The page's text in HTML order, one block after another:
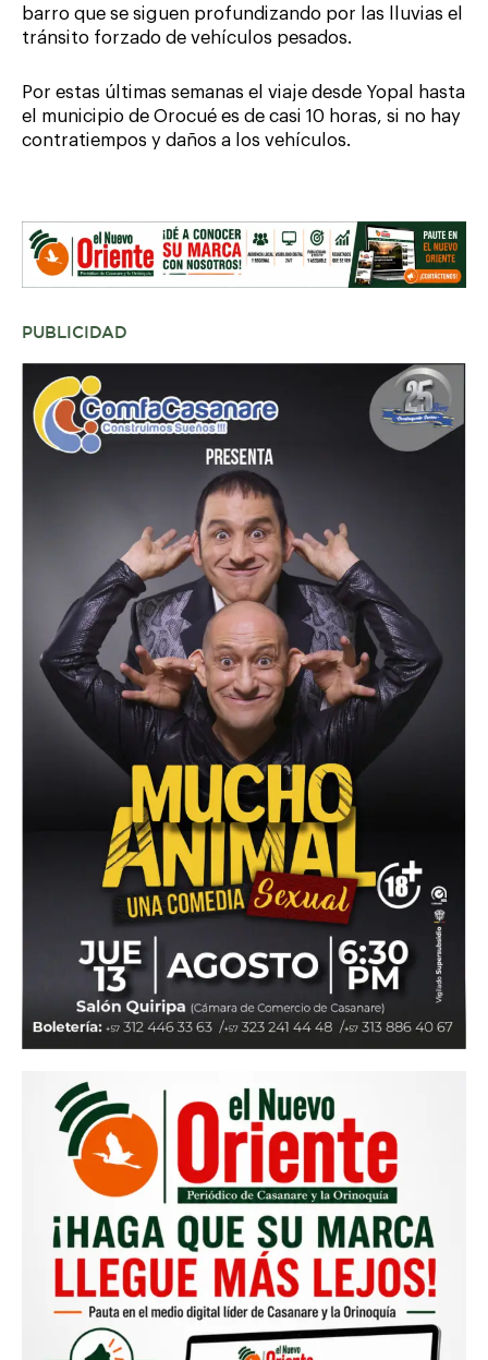
barro que se siguen profundizando por las lluvias el
tránsito forzado de vehículos pesados.
Por estas últimas semanas el viaje desde Yopal hasta
el municipio de Orocué es de casi 10 horas, si no hay
contratiempos y daños a los vehículos.
PUBLICIDAD